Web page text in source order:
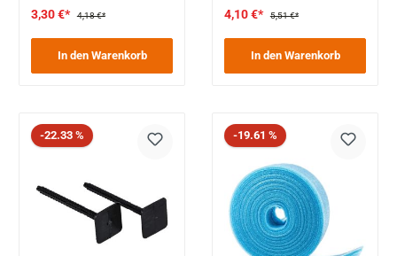
3,30 €* 4,18 €*
In den Warenkorb
4,10 €* 5,51 €*
In den Warenkorb
Rabatt
-22.33 % Rabatt
-19.61 %